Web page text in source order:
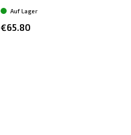
€65.80
Auf Lager